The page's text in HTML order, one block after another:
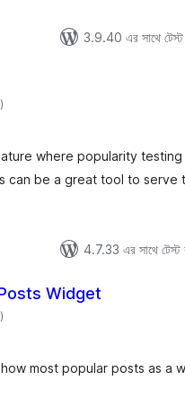
3.9.40 এর সাথে টেস্ট
total
ratings
)
where popularity
can be a great tool to serve
4.7.33 এর সাথে টেস্ট
Widget
total
ratings
)
most popular posts as a